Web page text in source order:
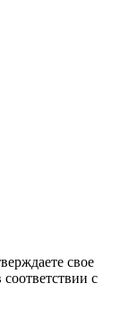
свое
с